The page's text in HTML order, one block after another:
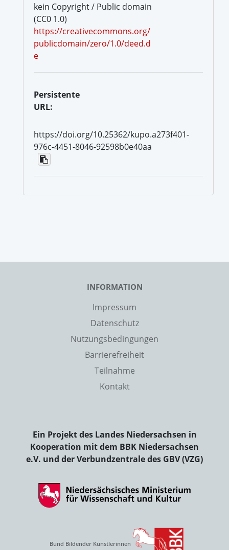
kein Copyright / Public domain
(CC0 1.0)
https://creativecommons.org/
publicdomain/zero/1.0/deed.d
e
Persistente
URL:
https://doi.org/10.25362/kupo.a273f401-
976c-4451-8046-92598b0e40aa
INFORMATION
Impressum
Datenschutz
Nutzungsbedingungen
Barrierefreiheit
Teilnahme
Kontakt
Ein Projekt des Landes Niedersachsen in
Kooperation mit dem BBK Niedersachsen
e.V. und der Verbundzentrale des GBV (VZG)
Bund Bildender Künstlerinnen